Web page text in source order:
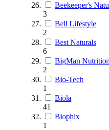
Beekeeper's
3
Bell Lifestyle
2
Best Naturals
6
BigMan Nutrition
2
Bio-Tech
1
Biola
41
Biophix
1